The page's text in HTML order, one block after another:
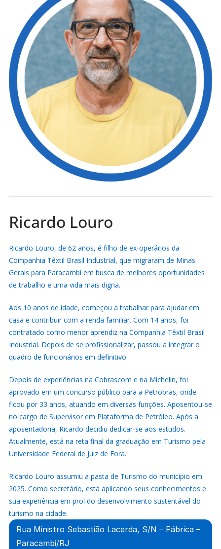
Ricardo Louro
Ricardo Louro, de 62 anos, é filho de ex-operários da
Companhia Têxtil Brasil Industrial, que migraram de Minas
Gerais para Paracambi em busca de melhores oportunidades
de trabalho e uma vida mais digna.
Aos 10 anos de idade, começou a trabalhar para ajudar em
casa e contribuir com a renda familiar. Com 14 anos, foi
contratado como menor aprendiz na Companhia Têxtil Brasil
Industrial. Depois de se profissionalizar, passou a integrar o
quadro de funcionários em definitivo.
Depois de experiências na Cobrascom e na Michelin, foi
aprovado em um concurso público para a Petrobras, onde
ficou por 33 anos, atuando em diversas funções. Aposentou-se
no cargo de Supervisor em Plataforma de Petróleo. Após a
aposentadoria, Ricardo decidiu dedicar-se aos estudos.
Atualmente, está na reta final da graduação em Turismo pela
Universidade Federal de Juiz de Fora.
Ricardo Louro assumiu a pasta de Turismo do município em
2025. Como secretário, está aplicando seus conhecimentos e
sua experiência em prol do desenvolvimento sustentável do
turismo na cidade.
Rua Ministro Sebastião Lacerda, S/N – Fábrica –
Paracambi/RJ